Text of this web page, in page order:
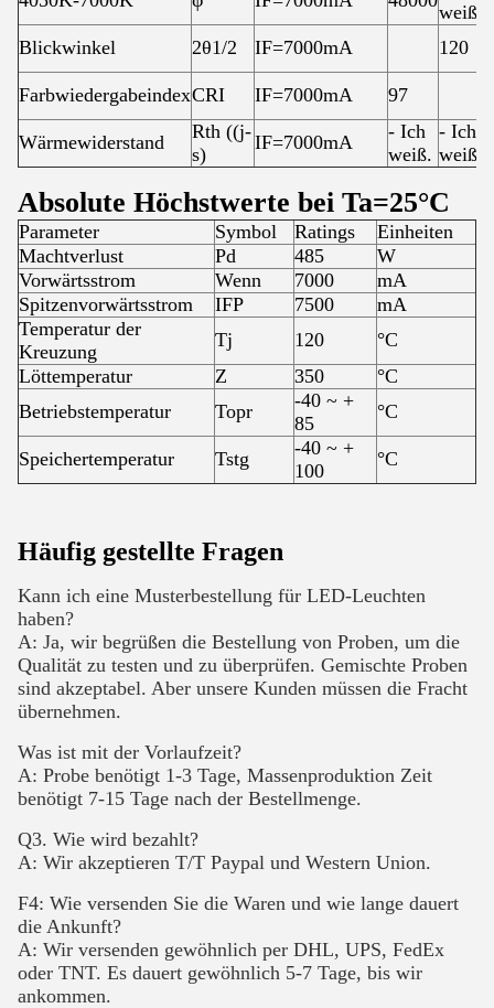
weiß.
Blickwinkel
2θ1/2 IF=7000mA 120
FarbwiedergabeindexCRI IF=7000mA 97
Wärmewiderstand
Rth ((j-
s)
IF=7000mA
- Ich
weiß.
- Ich
weiß.
Absolute Höchstwerte bei Ta=25°C
Parameter Symbol Ratings
Einheiten
Machtverlust
Pd 485
W
Vorwärtsstrom
Wenn 7000
mA
Spitzenvorwärtsstrom
IFP 7500
mA
Temperatur der
Kreuzung
Tj 120
°C
Löttemperatur
Z 350
°C
Betriebstemperatur
Topr
-40 ~ +
85
°C
Speichertemperatur Tstg
-40 ~ +
100
°C
Häufig gestellte Fragen
Kann ich eine Musterbestellung für LED-Leuchten
haben?
A: Ja, wir begrüßen die Bestellung von Proben, um die
Qualität zu testen und zu überprüfen. Gemischte Proben
sind akzeptabel. Aber unsere Kunden müssen die Fracht
übernehmen.
Was ist mit der Vorlaufzeit?
A: Probe benötigt 1-3 Tage, Massenproduktion Zeit
benötigt 7-15 Tage nach der Bestellmenge.
Q3. Wie wird bezahlt?
A: Wir akzeptieren T/T Paypal und Western Union.
F4: Wie versenden Sie die Waren und wie lange dauert
die Ankunft?
A: Wir versenden gewöhnlich per DHL, UPS, FedEx
oder TNT. Es dauert gewöhnlich 5-7 Tage, bis wir
ankommen.